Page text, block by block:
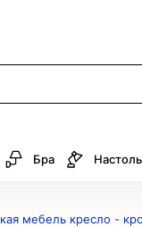
Бра
мебель кресло -